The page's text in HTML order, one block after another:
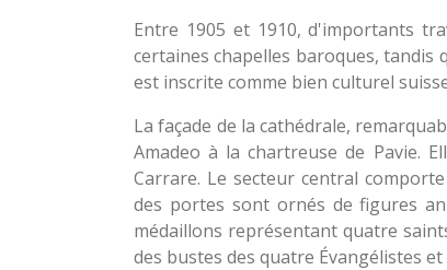
Entre 1905 et 1910, d'importants
certaines chapelles baroques, tandis
est inscrite comme bien culturel
La façade de la cathédrale,
Amadeo à la chartreuse de Pavie.
Carrare. Le secteur central
des portes sont ornés de figures
médaillons représentant quatre
des bustes des quatre Évangélistes